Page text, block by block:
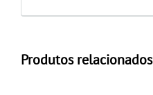
Produtos relacionados